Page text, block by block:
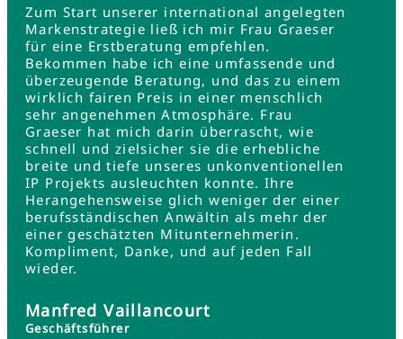
Zum Start unserer international angelegten
Markenstrategie ließ ich mir Frau Graeser
für eine Erstberatung empfehlen.
Bekommen habe ich eine umfassende und
überzeugende Beratung, und das zu einem
wirklich fairen Preis in einer menschlich
sehr angenehmen Atmosphäre. Frau
Graeser hat mich darin überrascht, wie
schnell und zielsicher sie die erhebliche
breite und tiefe unseres unkonventionellen
IP Projekts ausleuchten konnte. Ihre
Herangehensweise glich weniger der einer
berufsständischen Anwältin als mehr der
einer geschätzten Mitunternehmerin.
Kompliment, Danke, und auf jeden Fall
wieder.
Manfred Vaillancourt
Geschäftsführer